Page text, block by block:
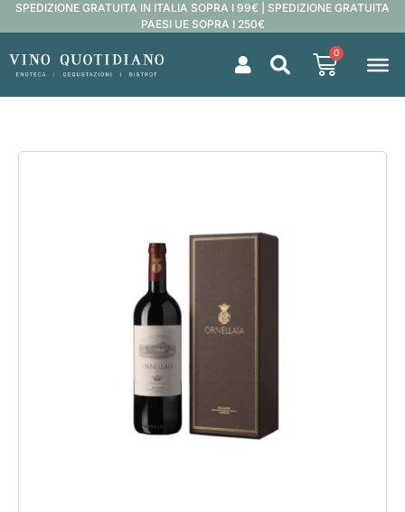
SPEDIZIONE GRATUITA IN ITALIA SOPRA I 99€ | SPEDIZIONE GRATUITA
PAESI UE SOPRA I 250€
0